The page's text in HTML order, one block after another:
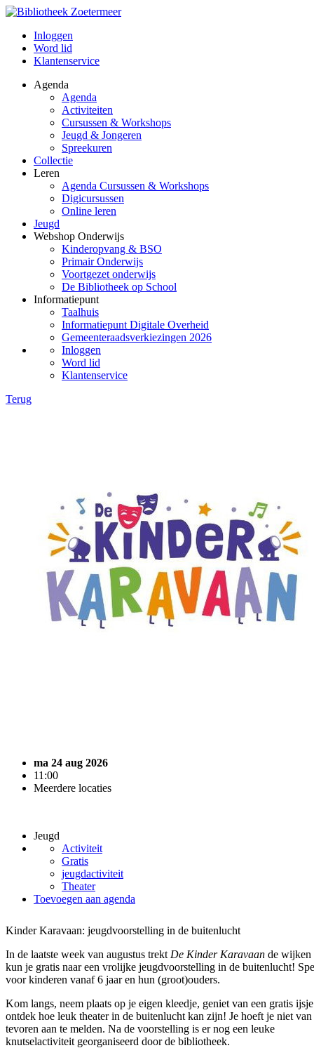
Inloggen
Word lid
Klantenservice
Agenda
Agenda
Activiteiten
Cursussen & Workshops
Jeugd & Jongeren
Spreekuren
Collectie
Leren
Agenda Cursussen & Workshops
Digicursussen
Online leren
Jeugd
Webshop Onderwijs
Kinderopvang & BSO
Primair Onderwijs
Voortgezet onderwijs
De Bibliotheek op School
Informatiepunt
Taalhuis
Informatiepunt Digitale Overheid
Gemeenteraadsverkiezingen 2026
Inloggen
Word lid
Klantenservice
Terug
ma 24 aug 2026
11:00
Meerdere locaties
Jeugd
Activiteit
Gratis
jeugdactiviteit
Theater
Toevoegen aan agenda
Kinder Karavaan: jeugdvoorstelling in de buitenlucht
In de laatste week van augustus trekt De Kinder Karavaan de wijken
kun je gratis naar een vrolijke jeugdvoorstelling in de buitenlucht!
voor kinderen vanaf 6 jaar en hun (groot)ouders.
Kom langs, neem plaats op je eigen kleedje, geniet van een gratis
ontdek hoe leuk theater in de buitenlucht kan zijn! Je hoeft je niet van
tevoren aan te melden. Na de voorstelling is er nog een leuke
knutselactiviteit georganiseerd door de bibliotheek.